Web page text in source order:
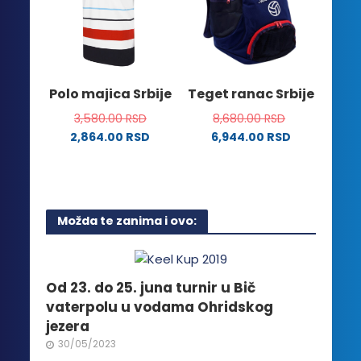
Opcije
mogu
biti
izabrane
stranici
proizvoda.
mogu
biti
izabrane
na
proizvoda.
Polo majica Srbije
3,580.00RSD
2,864.00 RSD
više
varijanti.
Opcije
mogu
biti
izabrane
stranici
Teget ranac Srbije
8,680.00RSD
6,944.00 RSD
Možda te zanima i ovo:
Od 23. do 25. juna turnir u Bič
vaterpolu u vodama Ohridskog
jezera
30/05/2023